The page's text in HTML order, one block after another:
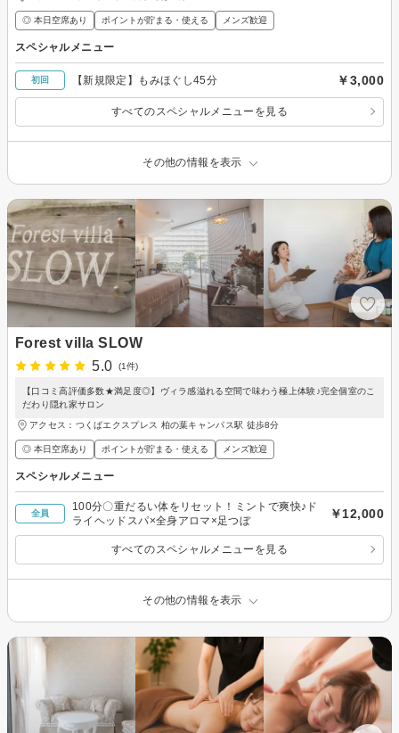
◎ 本日空席あり ポイントが貯まる・使える メンズ歓迎
スペシャルメニュー
初回 【新規限定】もみほぐし45分 ￥3,000
すべてのスペシャルメニューを見る
その他の情報を表示
Forest villa SLOW
5.0
(1件)
【口コミ高評価多数★満足度◎】ヴィラ感溢れる空間で味わう極上体験♪完全個室のこ
だわり隠れ家サロン
アクセス：つくばエクスプレス 柏の葉キャンパス駅 徒歩8分
◎ 本日空席あり ポイントが貯まる・使える メンズ歓迎
スペシャルメニュー
全員
100分〇重だるい体をリセット！ミントで爽快♪ド
ライヘッドスパ×全身アロマ×足つぼ
￥12,000
すべてのスペシャルメニューを見る
その他の情報を表示